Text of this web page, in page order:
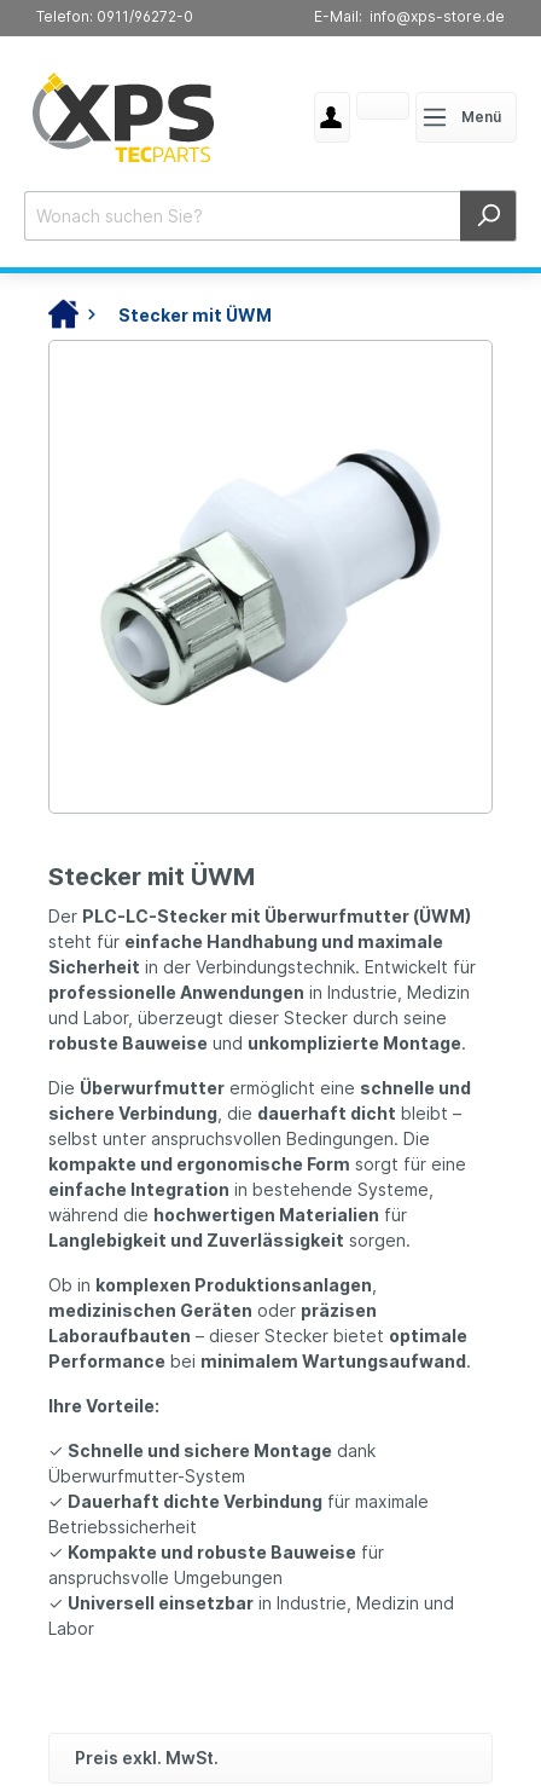
Telefon: 0911/96272-0 E-Mail: info@xps-store.de
Menü
Stecker mit ÜWM
Stecker mit ÜWM
Der PLC-LC-Stecker mit Überwurfmutter (ÜWM)
steht für einfache Handhabung und maximale
Sicherheit in der Verbindungstechnik. Entwickelt für
professionelle Anwendungen in Industrie, Medizin
und Labor, überzeugt dieser Stecker durch seine
robuste Bauweise und unkomplizierte Montage.
Die Überwurfmutter ermöglicht eine schnelle und
sichere Verbindung, die dauerhaft dicht bleibt –
selbst unter anspruchsvollen Bedingungen. Die
kompakte und ergonomische Form sorgt für eine
einfache Integration in bestehende Systeme,
während die hochwertigen Materialien für
Langlebigkeit und Zuverlässigkeit sorgen.
Ob in komplexen Produktionsanlagen,
medizinischen Geräten oder präzisen
Laboraufbauten – dieser Stecker bietet optimale
Performance bei minimalem Wartungsaufwand.
Ihre Vorteile:
✓ Schnelle und sichere Montage dank
Überwurfmutter-System
✓ Dauerhaft dichte Verbindung für maximale
Betriebssicherheit
✓ Kompakte und robuste Bauweise für
anspruchsvolle Umgebungen
✓ Universell einsetzbar in Industrie, Medizin und
Labor
Preis exkl. MwSt.